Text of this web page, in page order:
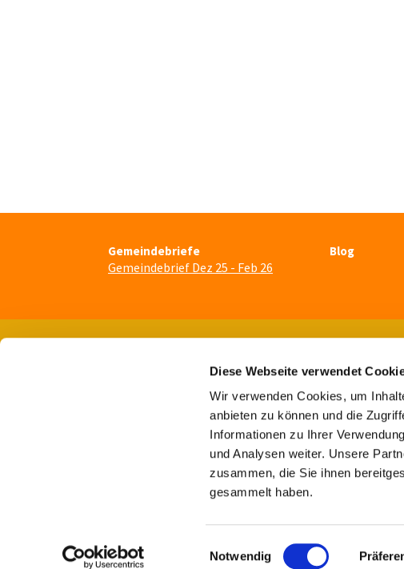
Diese Webseite verwendet
Wir verwenden Cookies, um
anbieten zu können und die
Informationen zu Ihrer
und Analysen weiter. Unsere
zusammen, die Sie ihnen
gesammelt haben.
i
Notwendig
Gemeindebriefe
Gemeindebrief Dez 25 - Feb 26
Blog